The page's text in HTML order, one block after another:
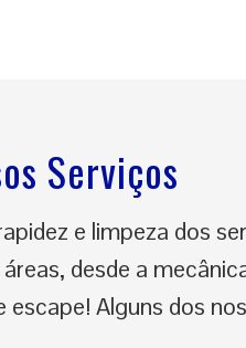
Serviços
e limpeza dos
desde a
escape! Alguns dos